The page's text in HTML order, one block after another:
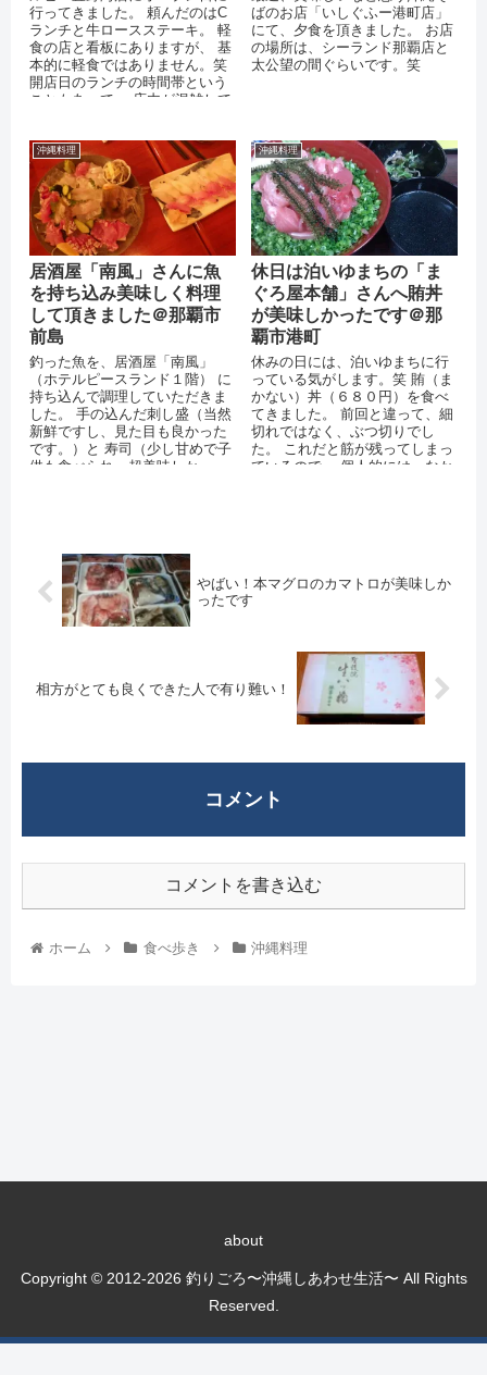
行ってきました。 頼んだのはC
ランチと牛ロースステーキ。 軽
食の店と看板にありますが、 基
本的に軽食ではありません。笑
開店日のランチの時間帯という
こともあって、 店内が混雑して
ばのお店「いしぐふー港町店」
にて、夕食を頂きました。 お店
の場所は、シーランド那覇店と
太公望の間ぐらいです。笑
沖縄料理
居酒屋「南風」さんに魚
を持ち込み美味しく料理
して頂きました＠那覇市
前島
釣った魚を、居酒屋「南風」
（ホテルピースランド１階） に
持ち込んで調理していただきま
した。 手の込んだ刺し盛（当然
新鮮ですし、見た目も良かった
です。）と 寿司（少し甘めで子
供も食べられ、超美味しかっ
沖縄料理
休日は泊いゆまちの「ま
ぐろ屋本舗」さんへ賄丼
が美味しかったです＠那
覇市港町
休みの日には、泊いゆまちに行
っている気がします。笑 賄（ま
かない）丼（６８０円）を食べ
てきました。 前回と違って、細
切れではなく、ぶつ切りでし
た。 これだと筋が残ってしまっ
ているので、 個人的には、なか
やばい！本マグロのカマトロが美味しか
ったです
相方がとても良くできた人で有り難い！
コメント
コメントを書き込む
ホーム 食べ歩き 沖縄料理
about
Copyright © 2012-2026 釣りごろ〜沖縄しあわせ生活〜 All Rights
Reserved.